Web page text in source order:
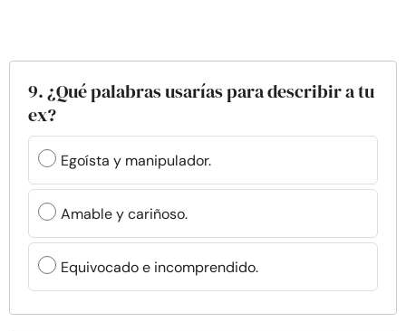
9. ¿Qué palabras usarías para describir a tu
ex?
Egoísta y manipulador.
Amable y cariñoso.
Equivocado e incomprendido.